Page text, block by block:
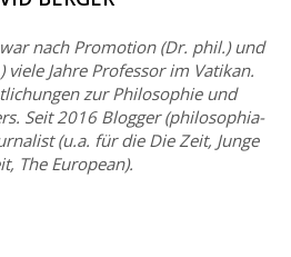
nach Promotion (Dr. phil.) und
Jahre Professor im Vatikan.
zur Philosophie und
Seit 2016 Blogger (philosophia-
(u.a. für die Die Zeit, Junge
The European).